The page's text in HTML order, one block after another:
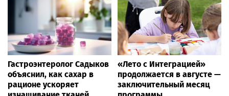
Гастроэнтеролог Садыков
объяснил, как сахар в
рационе ускоряет
«Лето с Интеграцией»
продолжается в августе —
заключительный месяц